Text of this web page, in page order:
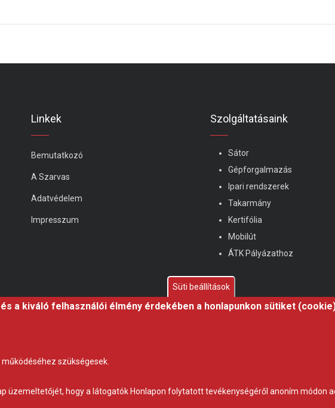
Linkek
Bemutatkozó
A Szarvas
Adatvédelem
Impresszum
Szolgáltatásaink
Sátor
Gépforgalmazás
Ipari rendszerek
Takarmány
Kertifólia
Mobilút
ÁTK Pályázathoz
Süti beállítások
a kiváló felhasználói élmény érdekében a honlapunkon sütiket
szükségesek.
üzemeltetőjét, hogy a látogatók Honlapon folytatott tevékenységéről anoním módon